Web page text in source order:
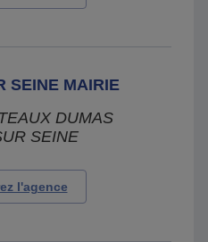
SEINE MAIRIE
DUMAS
SEINE
l'agence